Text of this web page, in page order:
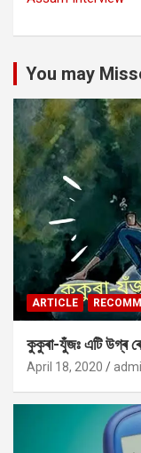
You may
ARTICLE
কুকুৰা-যুঁজঃ এটি উগ্ৰ
April 18, 2020